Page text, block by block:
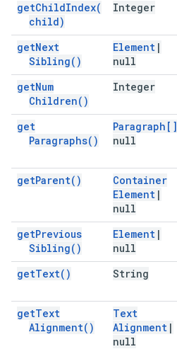
getChildIndex(
child)
Integer
getNext
Sibling( )
Element |
null
getNum
Children( )
Integer
get
Paragraphs( )
Paragraph[]
null
getParent( )
Container
Element |
null
getPrevious
Sibling( )
Element |
null
getText( ) String
getText
Alignment( )
Text
Alignment |
null